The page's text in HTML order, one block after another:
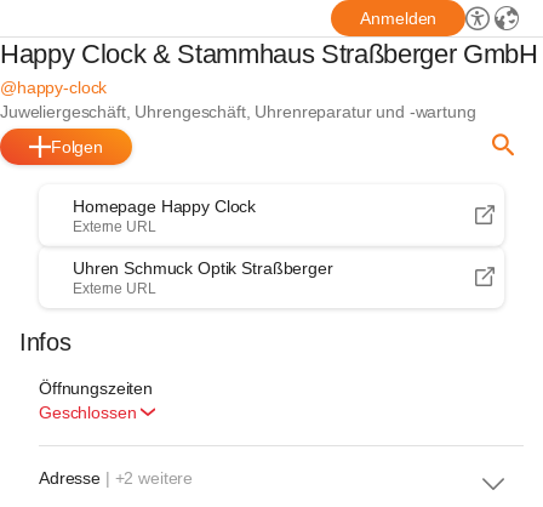
Anmelden
Happy Clock & Stammhaus Straßberger GmbH
@happy-clock
Juweliergeschäft, Uhrengeschäft, Uhrenreparatur und -wartung
Folgen
Homepage Happy Clock
Externe URL
Uhren Schmuck Optik Straßberger
Externe URL
Infos
Öffnungszeiten
Geschlossen
Adresse | +2 weitere